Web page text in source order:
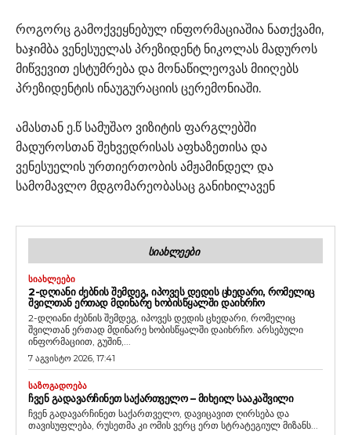
როგორც გამოქვეყნებულ ინფორმაციაშია ნათქვამი,
ხაჯიმბა ვენესუელას პრეზიდენტ ნიკოლას მადუროს
მიწვევით ესტუმრება და მონაწილეოვას მიიღებს
პრეზიდენტის ინაუგურაციის ცერემონიაში.
ამასთან ე.წ სამუშაო ვიზიტის ფარგლებში
მადუროსთან შეხვედრისას აფხაზეთისა და
ვენესუელის ურთიერთობის ამჟამინდელ და
სამომავლო მდგომარეობასაც განიხილავენ
ᲡᲘᲐᲮᲚᲔᲔᲑᲘ
ᲡᲘᲐᲮᲚᲔᲔᲑᲘ
2-ᲓᲦᲘᲐᲜᲘ ᲫᲔᲑᲜᲘᲡ ᲨᲔᲛᲓᲔᲒ, ᲘᲞᲝᲕᲔᲡ ᲓᲔᲓᲘᲡ ᲪᲮᲔᲓᲐᲠᲘ, ᲠᲝᲛᲔᲚᲘᲪ
ᲨᲕᲘᲚᲗᲐᲜ ᲔᲠᲗᲐᲓ ᲛᲓᲘᲜᲐᲠᲔ ᲮᲝᲑᲘᲡᲬᲧᲐᲚᲨᲘ ᲓᲐᲘᲮᲠᲩᲝ
2-დღიანი ძებნის შემდეგ, იპოვეს დედის ცხედარი, რომელიც
შვილთან ერთად მდინარე ხობისწყალში დაიხრჩო. არსებული
ინფორმაციით, გუშინ,...
7 აგვისტო 2026, 17:41
ᲡᲐᲖᲝᲒᲐᲓᲝᲔᲑᲐ
ᲩᲕᲔᲜ ᲒᲐᲓᲐᲕᲐᲠᲩᲘᲜᲔᲗ ᲡᲐᲥᲐᲠᲗᲕᲔᲚᲝ – ᲛᲘᲮᲔᲘᲚ ᲡᲐᲐᲙᲐᲨᲕᲘᲚᲘ
ჩვენ გადავარჩინეთ საქართველო, დავიცავით ღირსება და
თავისუფლება, რუსეთმა კი ომის ვერც ერთ სტრატეგიულ მიზანს...